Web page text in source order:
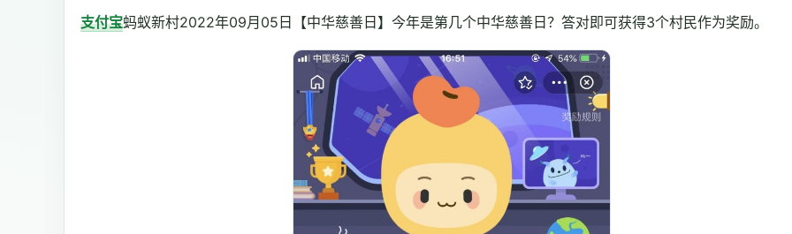
支付宝蚂蚁新村2022年09月05日【中华慈善日】今年是第几个中华慈善日？答对即可获得3个村民作为奖励。